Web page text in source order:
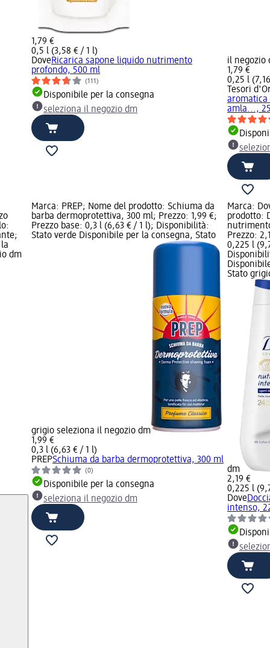
1,79 €
0,5 l (3,58 € / 1 l)
DoveRicarica sapone liquido nutrimento
profondo, 500 ml
(111)
Disponibile per la consegna
seleziona il negozio dm
il negozio
1,79 €
0,25 l
Tesori
aromatica
amla...,
dm
Marca: PREP; Nome del prodotto: Schiuma da
barba dermoprotettiva, 300 ml; Prezzo: 1,99 €;
Prezzo base: 0,3 l (6,63 € / 1 l); Disponibilità:
Stato verde Disponibile per la consegna, Stato
grigio seleziona il negozio dm
1,99 €
0,3 l (6,63 € / 1 l)
PREPSchiuma da barba dermoprotettiva, 300 ml
(0)
Disponibile per la consegna
seleziona il negozio dm
Marca:
prodotto:
Prezzo:
0,225 l
Stato
dm
2,19 €
0,225 l
Dove
intenso,